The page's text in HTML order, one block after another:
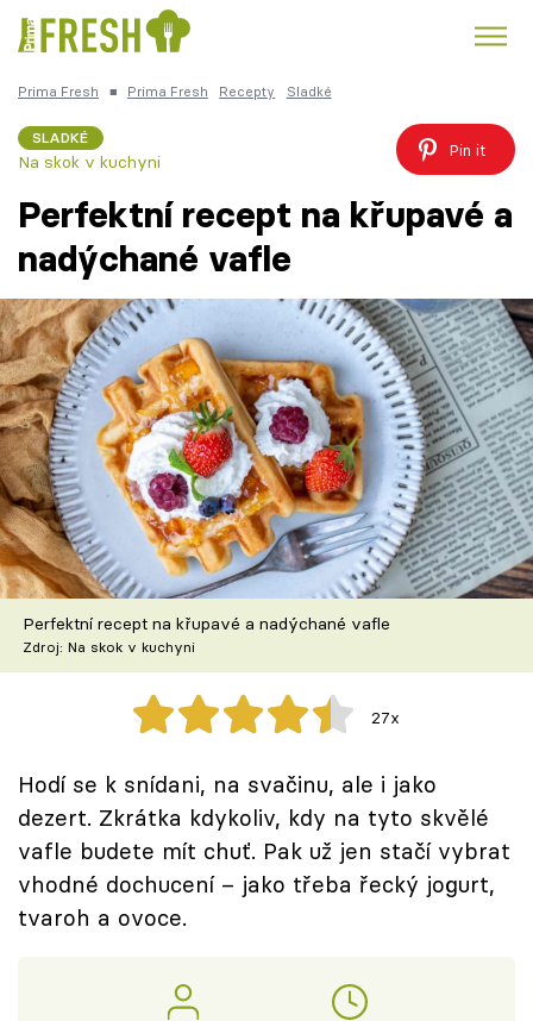
Česká kuchyně
Témata
Recepty
Články
TV Program
Škola vaření
Recepty z TV
Speciál: Cuketa
Těhotnej kuchař
Sledujte prima+
Přihlášení
Prima Fresh ■ Prima Fresh Recepty Sladké
SLADKÉ
Na skok v kuchyni
Pin it
Perfektní recept na křupavé a
nadýchané vafle
Perfektní recept na křupavé a nadýchané vafle
Zdroj: Na skok v kuchyni
27x
Hodí se k snídani, na svačinu, ale i jako
dezert. Zkrátka kdykoliv, kdy na tyto skvělé
vafle budete mít chuť. Pak už jen stačí vybrat
vhodné dochucení – jako třeba řecký jogurt,
tvaroh a ovoce.